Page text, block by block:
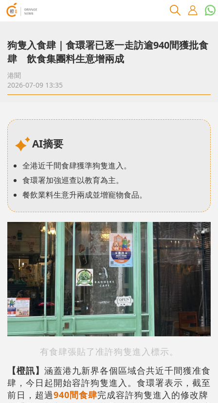
狗隻入食肆｜食環署已逐一走訪逾940間獲批食
肆 飲食集團料生意增兩成
港聞
2026-07-09 13:35
AI摘要
全港近千間食肆獲準狗隻進入。
食環署加強巡查以教育為主。
餐飲業料生意升兩成並增寵物食品。
有食肆張貼了准許狗隻進入標示。
【橙訊】 涵蓋港九新界各個區域合共近千間獲准食
肆，今日起開始容許狗隻進入。食環署表示，截至
前日，超過940間食肆完成容許狗隻進入的修改牌